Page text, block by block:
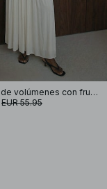
Maxifalda de volúmenes con fruncido
EUR 55.95